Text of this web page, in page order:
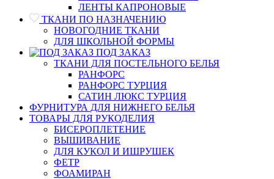
ЛЕНТЫ КАПРОНОВЫЕ
ТКАНИ ПО НАЗНАЧЕНИЮ
НОВОГОДНИЕ ТКАНИ
ДЛЯ ШКОЛЬНОЙ ФОРМЫ
ПОД ЗАКАЗ
ТКАНИ ДЛЯ ПОСТЕЛЬНОГО БЕЛЬЯ
РАНФОРС
РАНФОРС ТУРЦИЯ
САТИН ЛЮКС ТУРЦИЯ
ФУРНИТУРА ДЛЯ НИЖНЕГО БЕЛЬЯ
ТОВАРЫ ДЛЯ РУКОДЕЛИЯ
БИСЕРОПЛЕТЕНИЕ
ВЫШИВАНИЕ
ДЛЯ КУКОЛ И ИШРУШЕК
ФЕТР
ФОАМИРАН